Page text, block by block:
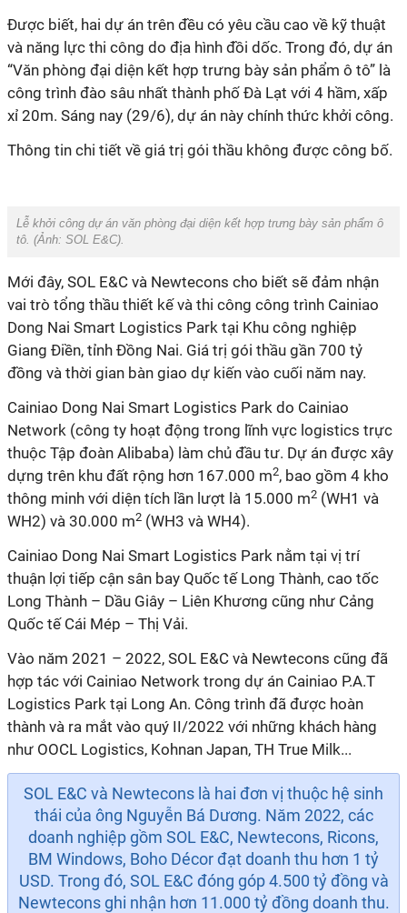
Được biết, hai dự án trên đều có yêu cầu cao về kỹ thuật
và năng lực thi công do địa hình đồi dốc. Trong đó, dự án
“Văn phòng đại diện kết hợp trưng bày sản phẩm ô tô” là
công trình đào sâu nhất thành phố Đà Lạt với 4 hầm, xấp
xỉ 20m. Sáng nay (29/6), dự án này chính thức khởi công.
Thông tin chi tiết về giá trị gói thầu không được công bố.
Lễ khởi công dự án văn phòng đại diện kết hợp trưng bày sản phẩm ô
tô. (Ảnh: SOL E&C).
Mới đây, SOL E&C và Newtecons cho biết sẽ đảm nhận
vai trò tổng thầu thiết kế và thi công công trình Cainiao
Dong Nai Smart Logistics Park tại Khu công nghiệp
Giang Điền, tỉnh Đồng Nai. Giá trị gói thầu gần 700 tỷ
đồng và thời gian bàn giao dự kiến vào cuối năm nay.
Cainiao Dong Nai Smart Logistics Park do Cainiao
Network (công ty hoạt động trong lĩnh vực logistics trực
thuộc Tập đoàn Alibaba) làm chủ đầu tư. Dự án được xây
dựng trên khu đất rộng hơn 167.000 m2, bao gồm 4 kho
thông minh với diện tích lần lượt là 15.000 m2 (WH1 và
WH2) và 30.000 m2 (WH3 và WH4).
Cainiao Dong Nai Smart Logistics Park nằm tại vị trí
thuận lợi tiếp cận sân bay Quốc tế Long Thành, cao tốc
Long Thành – Dầu Giây – Liên Khương cũng như Cảng
Quốc tế Cái Mép – Thị Vải.
Vào năm 2021 – 2022, SOL E&C và Newtecons cũng đã
hợp tác với Cainiao Network trong dự án Cainiao P.A.T
Logistics Park tại Long An. Công trình đã được hoàn
thành và ra mắt vào quý II/2022 với những khách hàng
như OOCL Logistics, Kohnan Japan, TH True Milk...
SOL E&C và Newtecons là hai đơn vị thuộc hệ sinh
thái của ông Nguyễn Bá Dương. Năm 2022, các
doanh nghiệpgồm SOL E&C, Newtecons, Ricons,
BM Windows, Boho Décor đạt doanh thu hơn 1 tỷ
USD. Trong đó, SOL E&C đóng góp4.500 tỷ đồng và
Newteconsghi nhận hơn 11.000 tỷ đồng doanh thu.